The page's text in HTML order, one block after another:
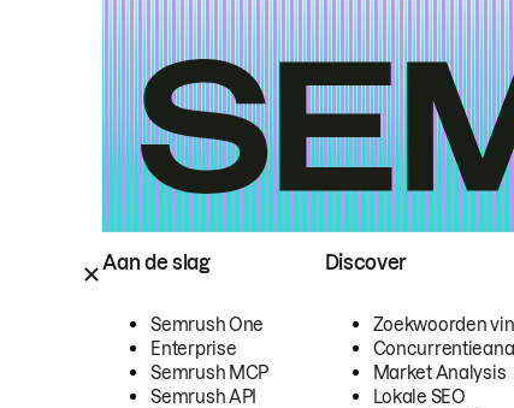
Aan de slag
Semrush One
Enterprise
Semrush MCP
Semrush API
Discover
Zoekwoorden
Market Analysis
Lokale SEO